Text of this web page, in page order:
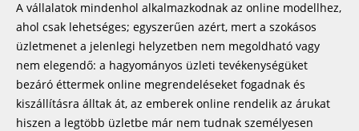
A vállalatok mindenhol alkalmazkodnak az online modellhez,
ahol csak lehetséges; egyszerűen azért, mert a szokásos
üzletmenet a jelenlegi helyzetben nem megoldható vagy
nem elegendő: a hagyományos üzleti tevékenységüket
bezáró éttermek online megrendeléseket fogadnak és
kiszállításra álltak át, az emberek online rendelik az árukat
hiszen a legtöbb üzletbe már nem tudnak személyesen